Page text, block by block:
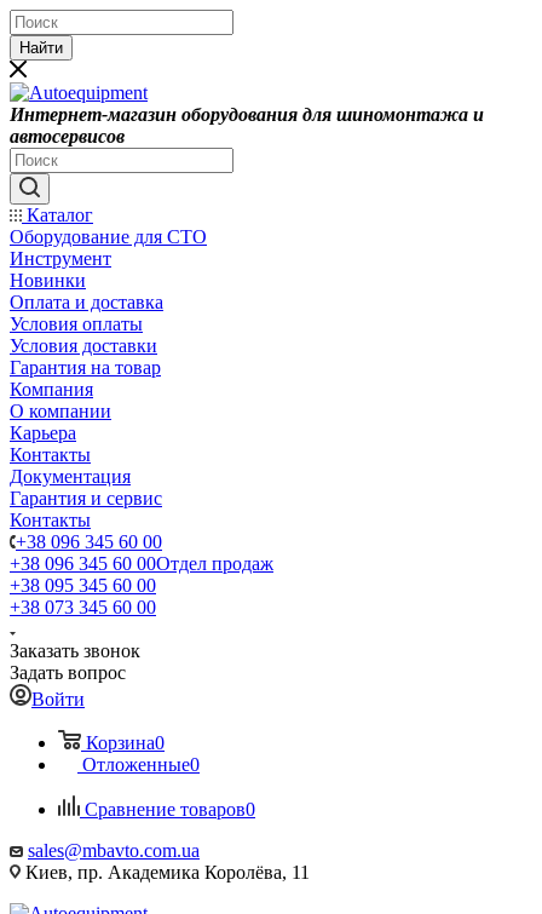
Найти
Интернет-магазин оборудования для шиномонтажа и
автосервисов
Каталог
Оборудование для СТО
Инструмент
Новинки
Оплата и доставка
Условия оплаты
Условия доставки
Гарантия на товар
Компания
О компании
Карьера
Контакты
Документация
Гарантия и сервис
Контакты
+38 096 345 60 00
+38 096 345 60 00Отдел продаж
+38 095 345 60 00
+38 073 345 60 00
Заказать звонок
Задать вопрос
Войти
Корзина0
Отложенные0
Сравнение товаров0
sales@mbavto.com.ua
Киев, пр. Академика Королёва, 11